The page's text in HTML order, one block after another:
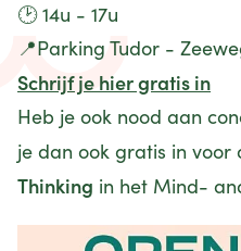
🕑 14u - 17u
📍Parking Tudor -
Schrijf je hier gratis in
Heb je ook nood aan
je dan ook gratis in voor
Thinking in het Mind-